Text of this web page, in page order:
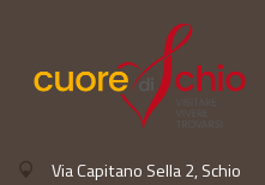
Via Capitano Sella 2, Schio